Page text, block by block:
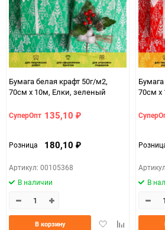
Бумага белая крафт 50г/м2,
70см x 10м, Елки, зеленый
СуперОпт 135,10 ₽
Розница 180,10 ₽
Артикул: 00105368
В наличии
ДобавитьДобавить
В корзину
70см x
В